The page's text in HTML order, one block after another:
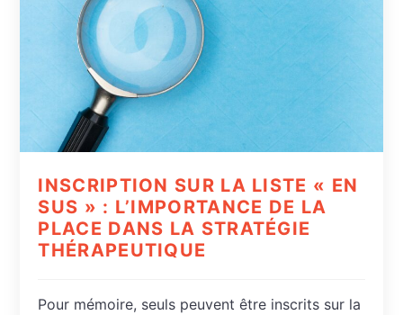
INSCRIPTION SUR LA LISTE « EN
SUS » : L’IMPORTANCE DE LA
PLACE DANS LA STRATÉGIE
THÉRAPEUTIQUE
Pour mémoire, seuls peuvent être inscrits sur la